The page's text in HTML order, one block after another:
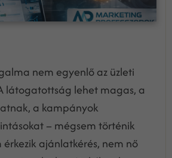
nem egyenlő az üzleti
látogatottság lehet magas, a
a kampányok
– mégsem történik
érkezik ajánlatkérés, nem nő